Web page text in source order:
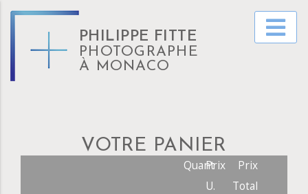
PHILIPPE FITTE
PHOTOGRAPHE
À MONACO
VOTRE PANIER
QuantPrix
U.
Prix
Total